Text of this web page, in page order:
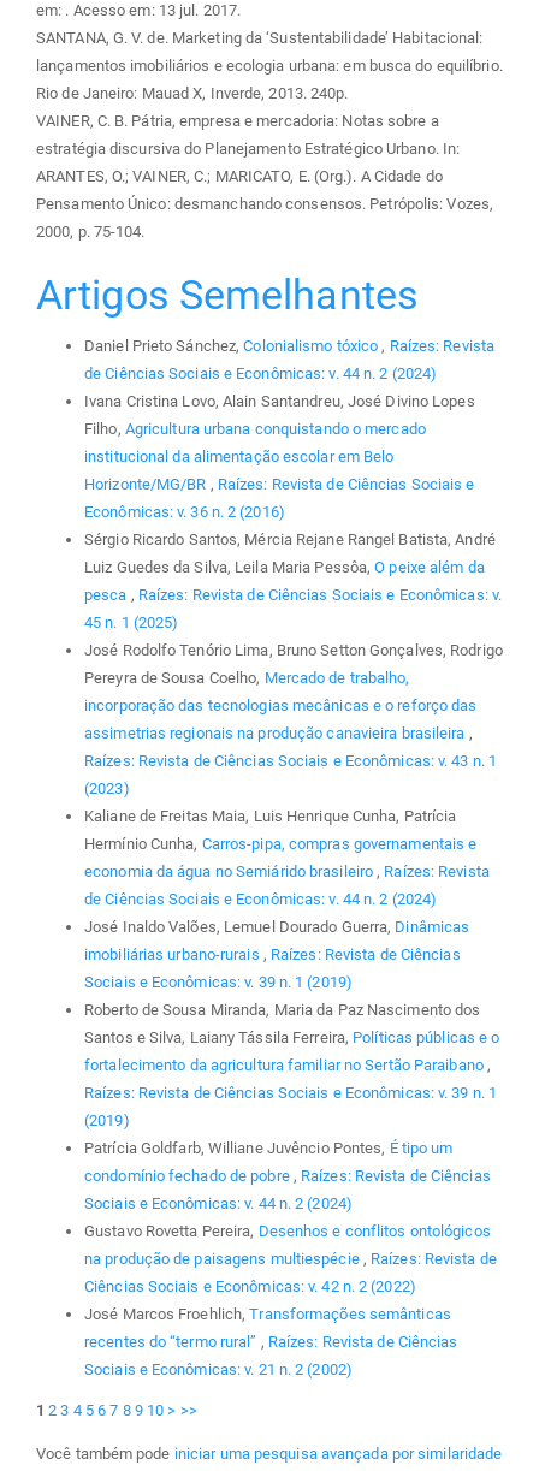
em: . Acesso em: 13 jul. 2017.
SANTANA, G. V. de. Marketing da ‘Sustentabilidade’ Habitacional:
lançamentos imobiliários e ecologia urbana: em busca do equilíbrio.
Rio de Janeiro: Mauad X, Inverde, 2013. 240p.
VAINER, C. B. Pátria, empresa e mercadoria: Notas sobre a
estratégia discursiva do Planejamento Estratégico Urbano. In:
ARANTES, O.; VAINER, C.; MARICATO, E. (Org.). A Cidade do
Pensamento Único: desmanchando consensos. Petrópolis: Vozes,
2000, p. 75-104.
Artigos Semelhantes
Daniel Prieto Sánchez,Colonialismo tóxico , Raízes: Revista
de Ciências Sociais e Econômicas: v. 44 n. 2 (2024)
Ivana Cristina Lovo, Alain Santandreu, José Divino Lopes
Filho, Agricultura urbana conquistando o mercado
institucional da alimentação escolar em Belo
Horizonte/MG/BR , Raízes: Revista de Ciências Sociais e
Econômicas: v. 36 n. 2 (2016)
Sérgio Ricardo Santos, Mércia Rejane Rangel Batista, André
Luiz Guedes da Silva, Leila Maria Pessôa,O peixe além da
pesca , Raízes: Revista de Ciências Sociais e Econômicas: v.
45 n. 1 (2025)
José Rodolfo Tenório Lima, Bruno Setton Gonçalves, Rodrigo
Pereyra de Sousa Coelho, Mercado de trabalho,
incorporação das tecnologias mecânicas e o reforço das
assimetrias regionais na produção canavieira brasileira ,
Raízes: Revista de Ciências Sociais e Econômicas: v. 43 n. 1
(2023)
Kaliane de Freitas Maia, Luis Henrique Cunha, Patrícia
Hermínio Cunha, Carros-pipa, compras governamentais e
economia da água no Semiárido brasileiro , Raízes: Revista
de Ciências Sociais e Econômicas: v. 44 n. 2 (2024)
José Inaldo Valões, Lemuel Dourado Guerra, Dinâmicas
imobiliárias urbano-rurais , Raízes: Revista de Ciências
Sociais e Econômicas: v. 39 n. 1 (2019)
Roberto de Sousa Miranda, Maria da Paz Nascimento dos
Santos e Silva, Laiany Tássila Ferreira, Políticas públicas e o
fortalecimento da agricultura familiar no Sertão Paraibano ,
Raízes: Revista de Ciências Sociais e Econômicas: v. 39 n. 1
(2019)
Patrícia Goldfarb, Williane Juvêncio Pontes, É tipo um
condomínio fechado de pobre , Raízes: Revista de Ciências
Sociais e Econômicas: v. 44 n. 2 (2024)
Gustavo Rovetta Pereira, Desenhos e conflitos ontológicos
na produção de paisagens multiespécie , Raízes: Revista de
Ciências Sociais e Econômicas: v. 42 n. 2 (2022)
José Marcos Froehlich,Transformações semânticas
recentes do “termo rural” , Raízes: Revista de Ciências
Sociais e Econômicas: v. 21 n. 2 (2002)
1 2 3 4 5 6 7 8 9 10 > >>
Você também pode iniciar uma pesquisa avançada por similaridade